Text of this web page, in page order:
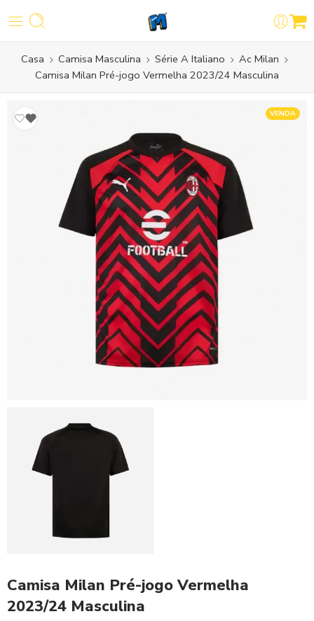
Casa Camisa Masculina Série A Italiano
Ac Milan
Camisa Milan Pré-jogo Vermelha 2023/24 Masculina
VENDA
Camisa Milan Pré-jogo Vermelha
2023/24 Masculina